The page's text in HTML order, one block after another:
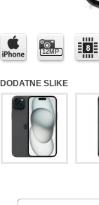
12MP
DODATNE SLIKE